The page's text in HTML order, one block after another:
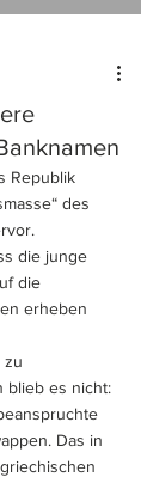
Republik
des
die junge
die
erheben
zu
blieb es nicht:
Das in